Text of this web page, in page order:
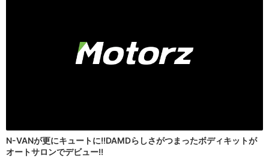
N-VANが更にキュートに!!DAMDらしさがつまったボディキットが
オートサロンでデビュー!!